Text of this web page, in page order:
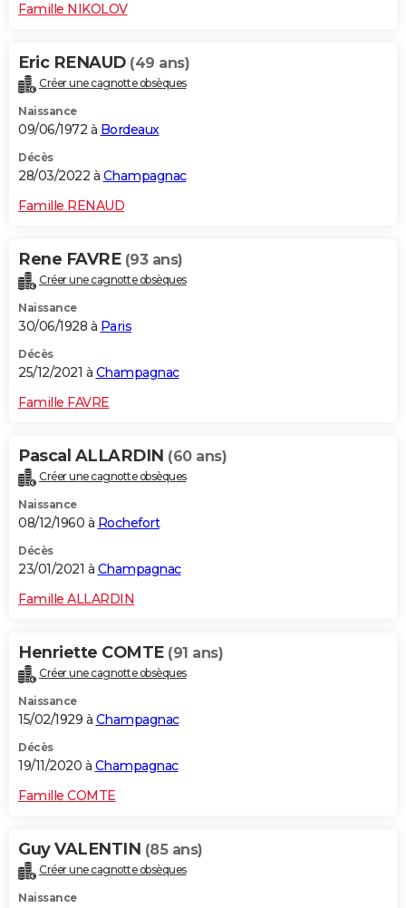
Famille NIKOLOV
Eric RENAUD (49 ans)
Créer une cagnotte obsèques
Naissance
09/06/1972 à Bordeaux
Décès
28/03/2022 à Champagnac
Famille RENAUD
Rene FAVRE (93 ans)
Créer une cagnotte obsèques
Naissance
30/06/1928 à Paris
Décès
25/12/2021 à Champagnac
Famille FAVRE
Pascal ALLARDIN (60 ans)
Créer une cagnotte obsèques
Naissance
08/12/1960 à Rochefort
Décès
23/01/2021 à Champagnac
Famille ALLARDIN
Henriette COMTE (91 ans)
Créer une cagnotte obsèques
Naissance
15/02/1929 à Champagnac
Décès
19/11/2020 à Champagnac
Famille COMTE
Guy VALENTIN (85 ans)
Créer une cagnotte obsèques
Naissance